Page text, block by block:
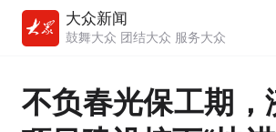
大众新闻
鼓舞大众 团结大众 服务大众
不负春光保工期，